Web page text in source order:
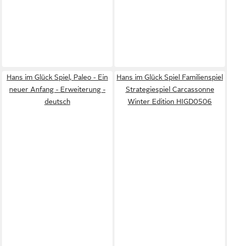
Hans im Glück Spiel, Paleo - Ein
neuer Anfang - Erweiterung -
deutsch
Hans im Glück Spiel Familienspiel
Strategiespiel Carcassonne
Winter Edition HIGD0506